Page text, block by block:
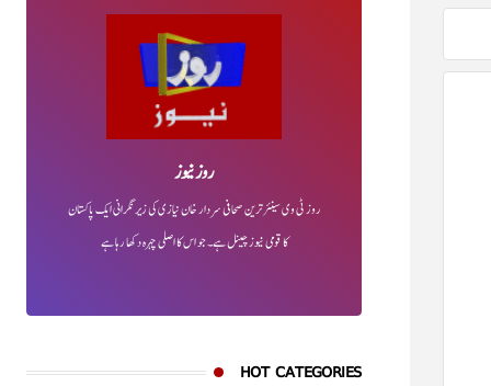
روز نیوز
روز ٹی وی سینئر ترین صحافی سردار خان نیازی کی زیر نگرانی ایک پاکستان
کا قومی نیوز چینل ہے۔ جو اس کا اصلی چہرہ دکھا رہا ہے
HOT CATEGORIES